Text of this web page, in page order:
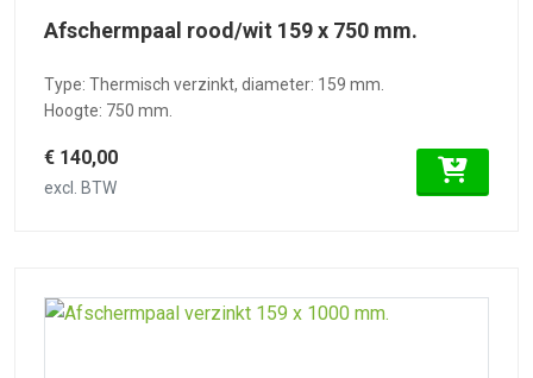
Afschermpaal rood/wit 159 x 750 mm.
Type: Thermisch verzinkt, diameter: 159 mm.
Hoogte: 750 mm.
€ 140,00
excl. BTW